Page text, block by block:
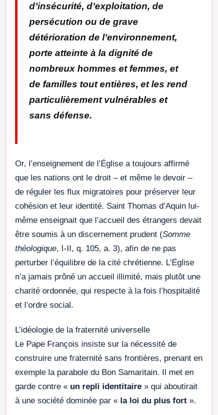
d’insécurité, d’exploitation, de
persécution ou de grave
détérioration de l’environnement,
porte atteinte à la dignité de
nombreux hommes et femmes, et
de familles tout entières, et les rend
particulièrement vulnérables et
sans défense.
Or, l’enseignement de l’Église a toujours affirmé
que les nations ont le droit – et même le devoir –
de réguler les flux migratoires pour préserver leur
cohésion et leur identité. Saint Thomas d’Aquin lui-
même enseignait que l’accueil des étrangers devait
être soumis à un discernement prudent (Somme
théologique, I-II, q. 105, a. 3), afin de ne pas
perturber l’équilibre de la cité chrétienne. L’Église
n’a jamais prôné un accueil illimité, mais plutôt une
charité ordonnée, qui respecte à la fois l’hospitalité
et l’ordre social.
L’idéologie de la fraternité universelle
Le Pape François insiste sur la nécessité de
construire une fraternité sans frontières, prenant en
exemple la parabole du Bon Samaritain. Il met en
garde contre « un repli identitaire » qui aboutirait
à une société dominée par « la loi du plus fort ».